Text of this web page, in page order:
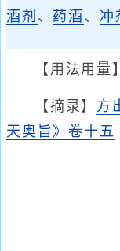
酒剂 、 药酒 、 冲
【用法用量
【摘录】 方
天奥旨》卷十五